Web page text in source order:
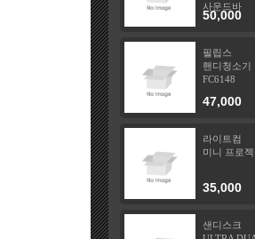
사운드바
50,000
필립스
핸디청소기
FC6148
47,000
라이트컴
미니 프로젝
35,000
샌디스크